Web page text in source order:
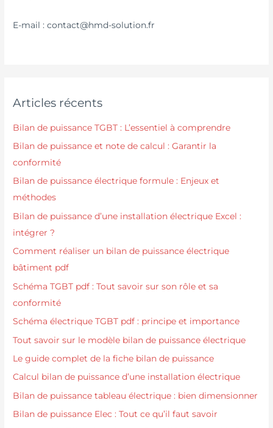
E-mail : contact@hmd-solution.fr
Articles récents
Bilan de puissance TGBT : L’essentiel à comprendre
Bilan de puissance et note de calcul : Garantir la
conformité
Bilan de puissance électrique formule : Enjeux et
méthodes
Bilan de puissance d’une installation électrique Excel :
intégrer ?
Comment réaliser un bilan de puissance électrique
bâtiment pdf
Schéma TGBT pdf : Tout savoir sur son rôle et sa
conformité
Schéma électrique TGBT pdf : principe et importance
Tout savoir sur le modèle bilan de puissance électrique
Le guide complet de la fiche bilan de puissance
Calcul bilan de puissance d’une installation électrique
Bilan de puissance tableau électrique : bien dimensionner
Bilan de puissance Elec : Tout ce qu’il faut savoir